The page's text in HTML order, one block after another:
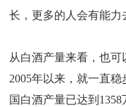
长，更多的人会有能力
从白酒产量来看，也
2005年以来，就一直
国白酒产量已达到